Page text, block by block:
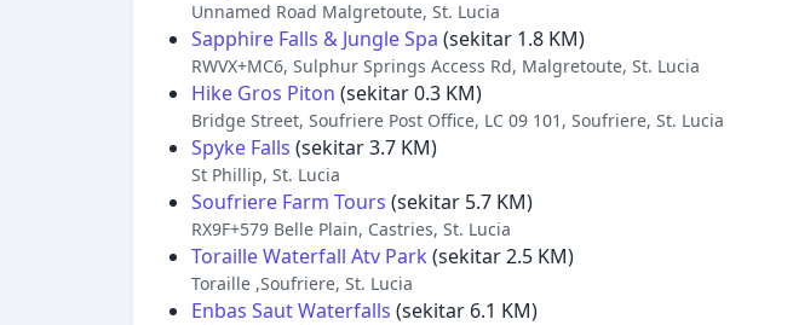
Unnamed Road Malgretoute, St. Lucia
Sapphire Falls & Jungle Spa (sekitar 1.8 KM)
RWVX+MC6, Sulphur Springs Access Rd, Malgretoute, St. Lucia
Hike Gros Piton (sekitar 0.3 KM)
Bridge Street, Soufriere Post Office, LC 09 101, Soufriere, St. Lucia
Spyke Falls (sekitar 3.7 KM)
St Phillip, St. Lucia
Soufriere Farm Tours (sekitar 5.7 KM)
RX9F+579 Belle Plain, Castries, St. Lucia
Toraille Waterfall Atv Park (sekitar 2.5 KM)
Toraille ,Soufriere, St. Lucia
Enbas Saut Waterfalls (sekitar 6.1 KM)